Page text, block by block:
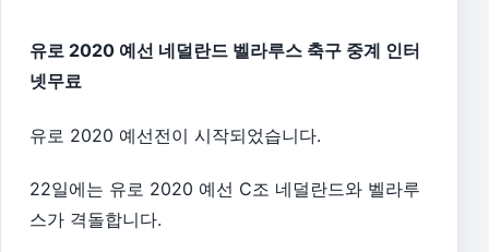
유로 2020 예선 네덜란드 벨라루스 축구 중계 인터
넷무료
유로 2020 예선전이 시작되었습니다.
22일에는 유로 2020 예선 C조 네덜란드와 벨라루
스가 격돌합니다.